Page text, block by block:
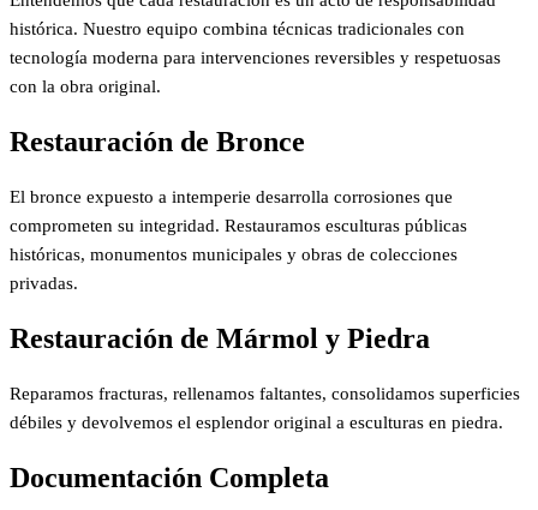
histórica. Nuestro equipo combina técnicas tradicionales con
tecnología moderna para intervenciones reversibles y respetuosas
con la obra original.
Restauración de Bronce
El bronce expuesto a intemperie desarrolla corrosiones que
comprometen su integridad. Restauramos esculturas públicas
históricas, monumentos municipales y obras de colecciones
privadas.
Restauración de Mármol y Piedra
Reparamos fracturas, rellenamos faltantes, consolidamos superficies
débiles y devolvemos el esplendor original a esculturas en piedra.
Documentación Completa